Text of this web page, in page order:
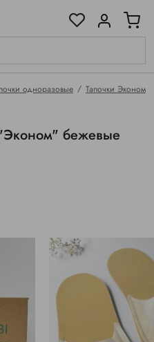
одноразовые Тапочки Эконом
бежевые